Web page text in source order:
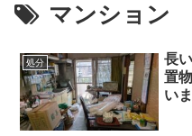
マンション
処分
長
置
い